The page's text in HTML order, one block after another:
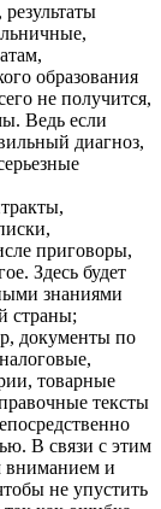
образования
не получится,
Ведь если
диагноз,
приговоры,
Здесь будет
знаниями
страны;
документы по
товарные
тексты
В связи с этим
вниманием и
не упустить